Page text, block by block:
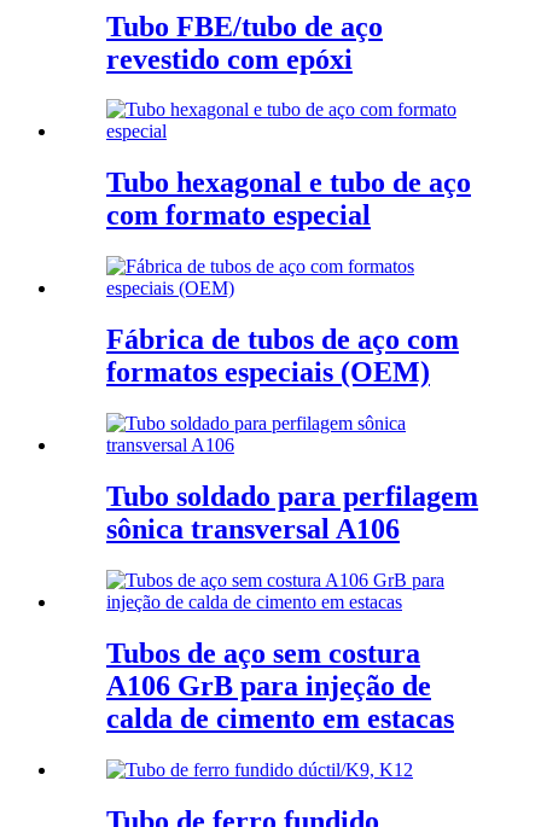
Tubo FBE/tubo de aço
revestido com epóxi
Tubo hexagonal e tubo de aço
com formato especial
Fábrica de tubos de aço com
formatos especiais (OEM)
Tubo soldado para perfilagem
sônica transversal A106
Tubos de aço sem costura
A106 GrB para injeção de
calda de cimento em estacas
Tubo de ferro fundido